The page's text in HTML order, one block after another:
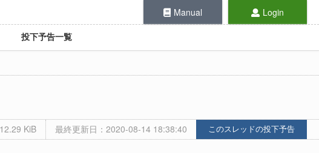
Manual Login
投下予告一覧
KiB 最終更新日：2020-08-14 18:38:40 このスレッドの投下予告